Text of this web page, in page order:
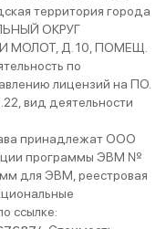
территория города
ОКРУГ
МОЛОТ, Д. 10, ПОМЕЩ.
по
лицензий на ПО.
вид деятельности
принадлежат ООО
программы ЭВМ №
для ЭВМ, реестровая
ссылке: